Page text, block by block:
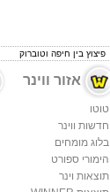
פיצוץ בין חיפה וטוברוק
אזור ווינר
טוטו
חדשות ווינר
בלוג מומחים
הימורי ספורט
תוצאות וינר